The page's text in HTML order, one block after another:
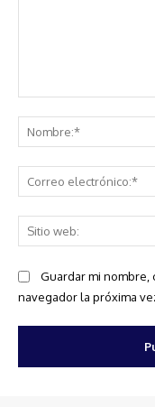
Guardar mi nombre,
navegador la próxima